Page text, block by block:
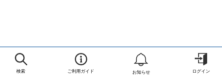
検索 ご利用ガイド お知らせ ログイン